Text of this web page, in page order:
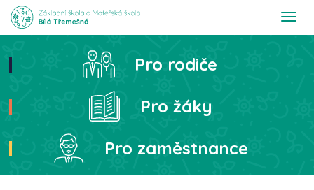
T
t
Hledat
Pro rodiče
Pro žáky
Pro zaměstnance